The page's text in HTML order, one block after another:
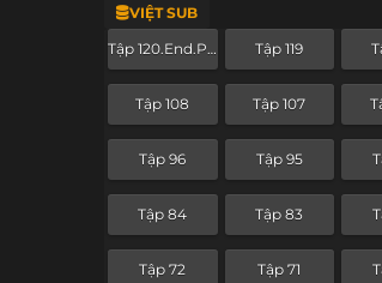
VIỆT SUB
Tập 120.End.Part Tập 119
Tập 108 Tập 107
Tập 96 Tập 95
Tập 84 Tập 83
Tập 72 Tập 71